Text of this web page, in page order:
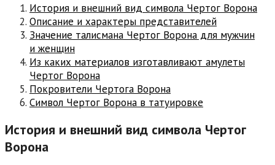
История и внешний вид символа Чертог Ворона
Описание и характеры представителей
Значение талисмана Чертог Ворона для мужчин
и женщин
Из каких материалов изготавливают амулеты
Чертог Ворона
Покровители Чертога Ворона
Символ Чертог Ворона в татуировке
История и внешний вид символа Чертог
Ворона